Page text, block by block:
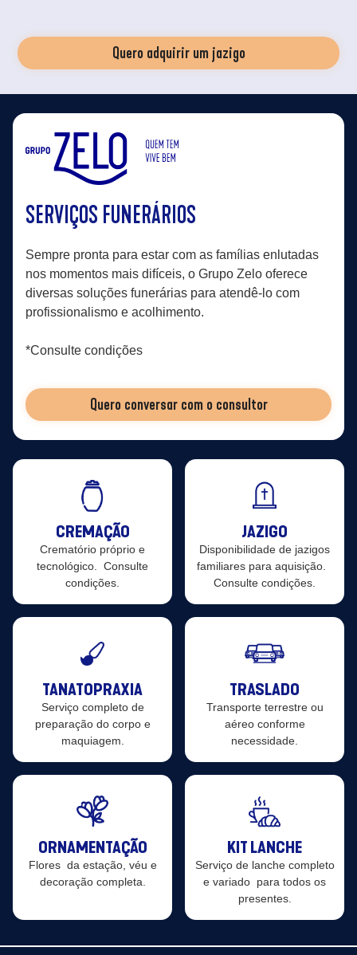
Quero adquirir um jazigo
SERVIÇOS FUNERÁRIOS
Sempre pronta para estar com as famílias enlutadas
nos momentos mais difíceis, o Grupo Zelo oferece
diversas soluções funerárias para atendê-lo com
profissionalismo e acolhimento.
*Consulte condições
Quero conversar com o consultor
CREMAÇÃO
Crematório próprio e
tecnológico. Consulte
condições.
JAZIGO
Disponibilidade de jazigos
familiares para aquisição.
Consulte condições.
TANATOPRAXIA
Serviço completo de
preparação do corpo e
maquiagem.
TRASLADO
Transporte terrestre ou
aéreo conforme
necessidade.
ORNAMENTAÇÃO
Flores da estação, véu e
decoração completa.
KIT LANCHE
Serviço de lanche completo
e variado para todos os
presentes.